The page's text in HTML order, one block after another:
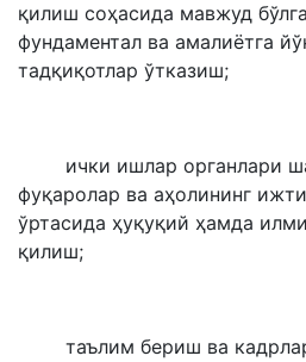
қилиш соҳасида мавжуд
фундаментал ва амалиётга
тадқиқотлар ўтказиш;
ички ишлар органлари
фуқаролар ва аҳолининг
ўртасида ҳуқуқий ҳамда
қилиш;
таълим бериш ва